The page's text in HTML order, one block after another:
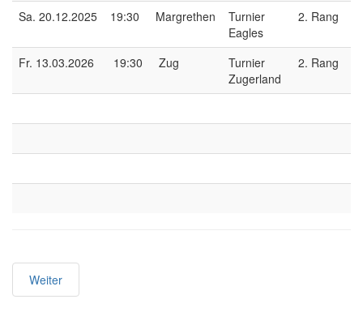
Sa. 20.12.2025 19:30 Margrethen
Turnier
Eagles
2. Rang
Fr. 13.03.2026 19:30 Zug
Turnier
Zugerland
2. Rang
Weiter